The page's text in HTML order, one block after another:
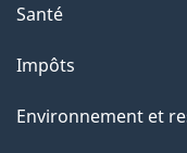
Santé
Impôts
Environnement et